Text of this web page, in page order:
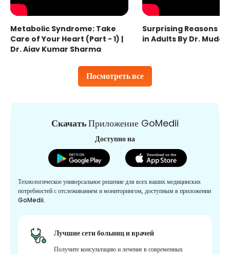
Посмотреть все
Metabolic Syndrome: Take
Care of Your Heart (Part - 1) |
Dr. Ajay Kumar Sharma
Surprising Reasons
in Adults By Dr.
СкачатьПриложение GoMedii
Доступно на
Технологическое универсальное решение для всех ваших медицинских
потребностей с отслеживанием и мониторингом, доступным в приложении
GoMedii.
Лучшие сети больниц и врачей
Получите консультацию и лечение в современных